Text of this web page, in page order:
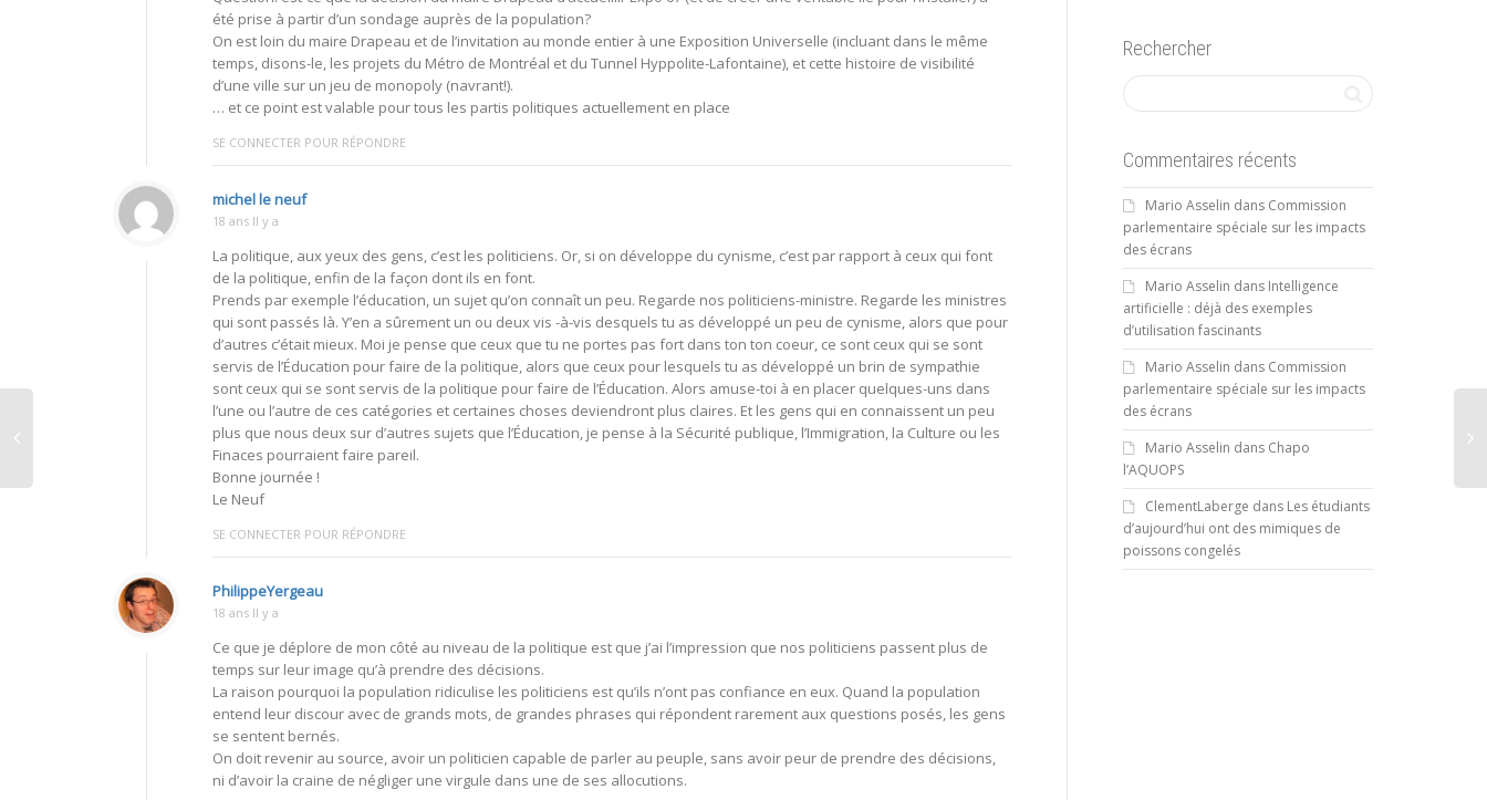
été prise à partir d’un sondage auprès de la population?
On est loin du maire Drapeau et de l’invitation au monde entier à une Exposition Universelle (incluant dans le même
temps, disons-le, les projets du Métro de Montréal et du Tunnel Hyppolite-Lafontaine), et cette histoire de visibilité
d’une ville sur un jeu de monopoly (navrant!).
… et ce point est valable pour tous les partis politiques actuellement en place
SE CONNECTER POUR RÉPONDRE
michel le neuf
18 ans Il y a
La politique, aux yeux des gens, c’est les politiciens. Or, si on développe du cynisme, c’est par rapport à ceux qui font
de la politique, enfin de la façon dont ils en font.
Prends par exemple l’éducation, un sujet qu’on connaît un peu. Regarde nos politiciens-ministre. Regarde les ministres
qui sont passés là. Y’en a sûrement un ou deux vis -à-vis desquels tu as développé un peu de cynisme, alors que pour
d’autres c’était mieux. Moi je pense que ceux que tu ne portes pas fort dans ton ton coeur, ce sont ceux qui se sont
servis de l’Éducation pour faire de la politique, alors que ceux pour lesquels tu as développé un brin de sympathie
sont ceux qui se sont servis de la politique pour faire de l’Éducation. Alors amuse-toi à en placer quelques-uns dans
l’une ou l’autre de ces catégories et certaines choses deviendront plus claires. Et les gens qui en connaissent un peu
plus que nous deux sur d’autres sujets que l’Éducation, je pense à la Sécurité publique, l’Immigration, la Culture ou les
Finaces pourraient faire pareil.
Bonne journée !
Le Neuf
SE CONNECTER POUR RÉPONDRE
PhilippeYergeau
18 ans Il y a
Ce que je déplore de mon côté au niveau de la politique est que j’ai l’impression que nos politiciens passent plus de
temps sur leur image qu’à prendre des décisions.
La raison pourquoi la population ridiculise les politiciens est qu’ils n’ont pas confiance en eux. Quand la population
entend leur discour avec de grands mots, de grandes phrases qui répondent rarement aux questions posés, les gens
se sentent bernés.
On doit revenir au source, avoir un politicien capable de parler au peuple, sans avoir peur de prendre des décisions,
ni d’avoir la craine de négliger une virgule dans une de ses allocutions.
Rechercher
Commentaires récents
Mario Asselin dans Commission
parlementaire spéciale sur les impacts
des écrans
Mario Asselin dans Intelligence
artificielle : déjà des exemples
d’utilisation fascinants
Mario Asselin dans Commission
parlementaire spéciale sur les impacts
des écrans
Mario Asselin dans Chapo
l’AQUOPS
ClementLaberge dans Les étudiants
d’aujourd’hui ont des mimiques de
poissons congelés